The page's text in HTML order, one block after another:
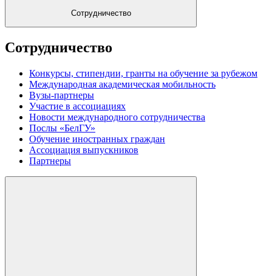
Сотрудничество
Сотрудничество
Конкурсы, стипендии, гранты на обучение за рубежом
Международная академическая мобильность
Вузы-партнеры
Участие в ассоциациях
Новости международного сотрудничества
Послы «БелГУ»
Обучение иностранных граждан
Ассоциация выпускников
Партнеры